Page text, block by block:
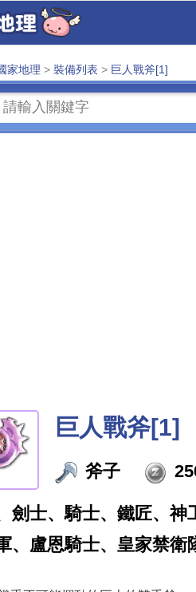
家地理 > 裝備列表 > 巨人戰斧[1]
巨人戰斧[1]
斧子
劍士、騎士、鐵匠、
、盧恩騎士、皇家禁衛